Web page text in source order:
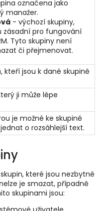
označena jako
manažer.
- výchozí skupiny,
zásadní pro fungování
Tyto skupiny není
či přejmenovat.
kteří jsou k dané skupině
ji může lépe
je možné ke skupině
o rozsáhlejší text.
které jsou nezbytné
je smazat, případně
skupinami jsou: